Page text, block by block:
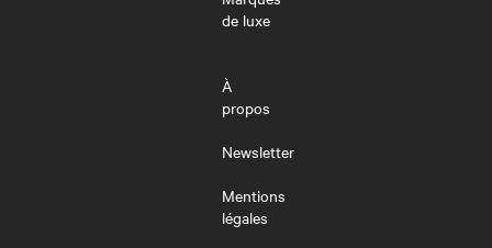
de luxe
À
propos
Newsletter
Mentions
légales